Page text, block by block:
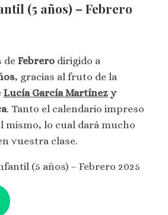
(5 años) – Febrero
de Febrero dirigido a
, gracias al fruto de la
Lucía García Martínez y
. Tanto el calendario impreso
mismo, lo cual dará mucho
vuestra clase.